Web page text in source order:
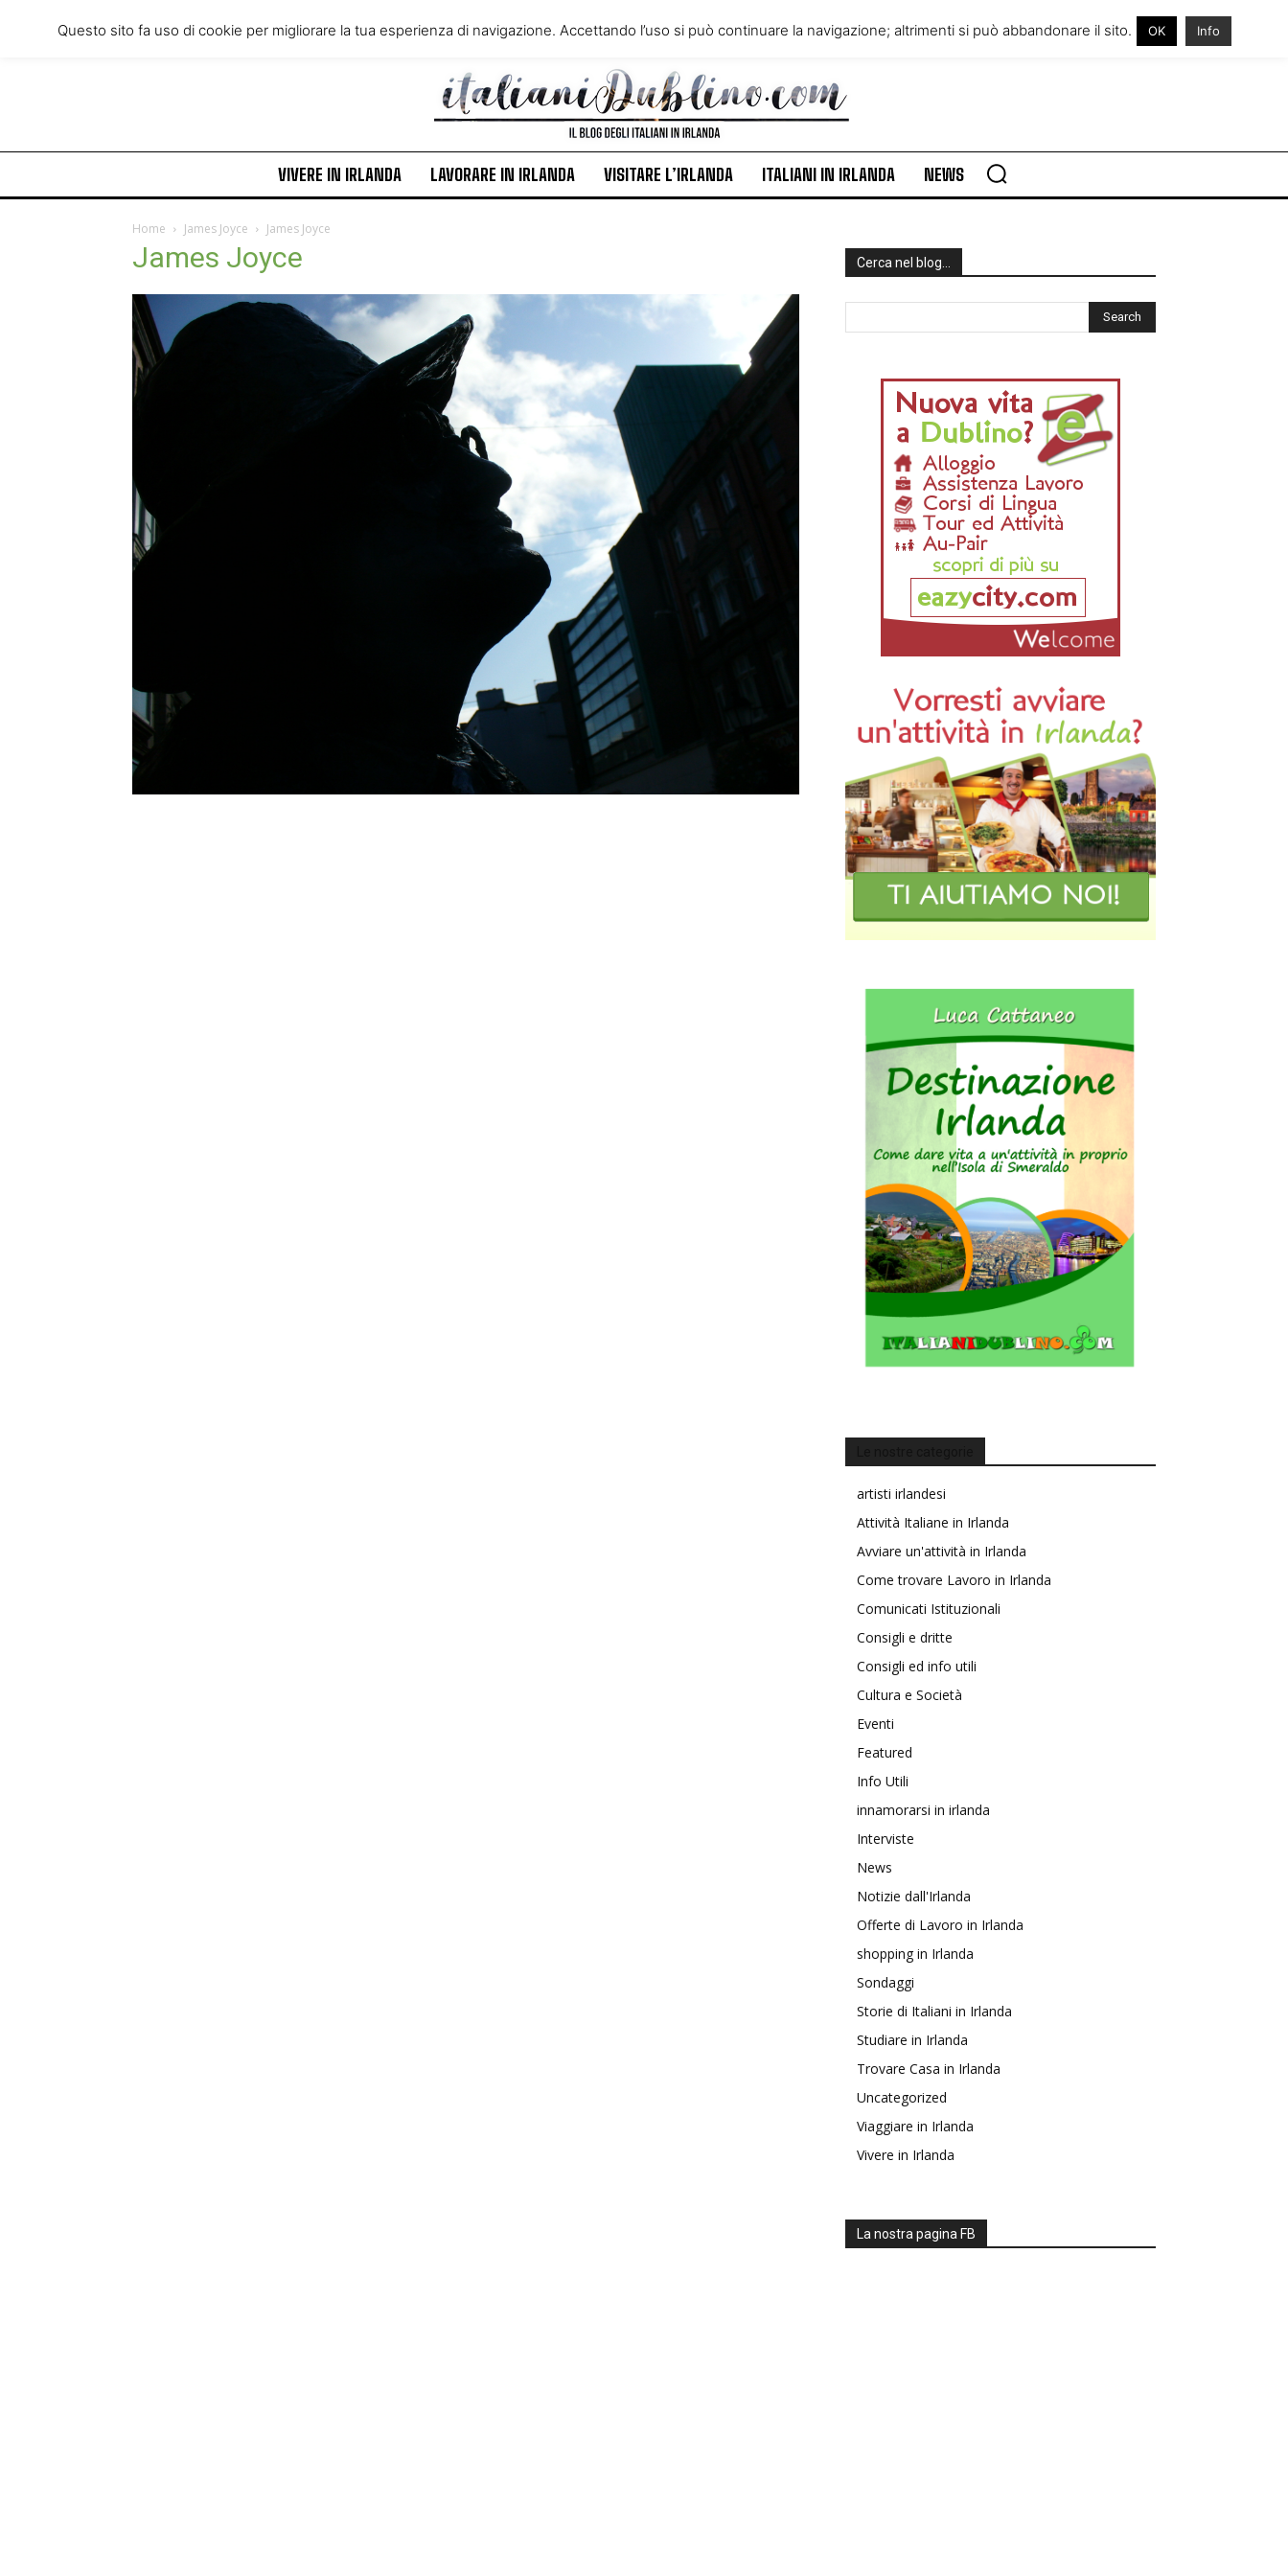
Saturday, August 8, 2026 VIVERE IN IRLANDA
VISITARE L’IRLANDA
ITALIANI IN IRLANDA
NEWS
VIVERE IN IRLANDA LAVORARE IN IRLANDA VISITARE L’IRLANDA ITALIANI IN IRLANDA NEWS
Home James Joyce James Joyce
James Joyce Cerca nel blog…
artisti irlandesi
Attività Italiane in Irlanda
Avviare un'attività in Irlanda
Come trovare Lavoro in Irlanda
Comunicati Istituzionali
Consigli e dritte
Consigli ed info utili
Cultura e Società
Eventi
Featured
Info Utili
innamorarsi in irlanda
Interviste
News
Notizie dall'Irlanda
Offerte di Lavoro in Irlanda
shopping in Irlanda
Sondaggi
Storie di Italiani in Irlanda
Studiare in Irlanda
Trovare Casa in Irlanda
Uncategorized
Viaggiare in Irlanda
Vivere in Irlanda
La nostra pagina FB
Questo sito fa uso di cookie per migliorare la tua esperienza di navigazione. Accettando l’uso si può continuare la navigazione; altrimenti si può abbandonare il sito. OK Info